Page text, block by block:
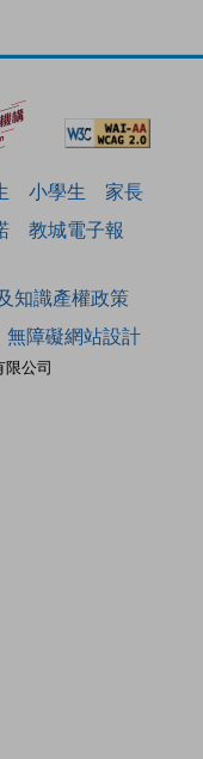
小學生
家長
教城電子報
公司
知識產權政策
無障礙網站設計